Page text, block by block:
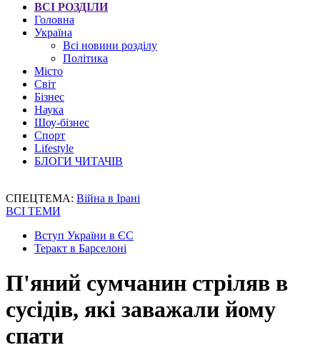
ВСІ РОЗДІЛИ
Головна
Україна
Всі новини розділу
Політика
Місто
Світ
Бізнес
Наука
Шоу-бізнес
Спорт
Lifestyle
БЛОГИ ЧИТАЧІВ
СПЕЦТЕМА: Війна в Ірані
ВСІ ТЕМИ
Вступ України в ЄС
Теракт в Барселоні
П'яний сумчанин стріляв в
сусідів, які заважали йому
спати